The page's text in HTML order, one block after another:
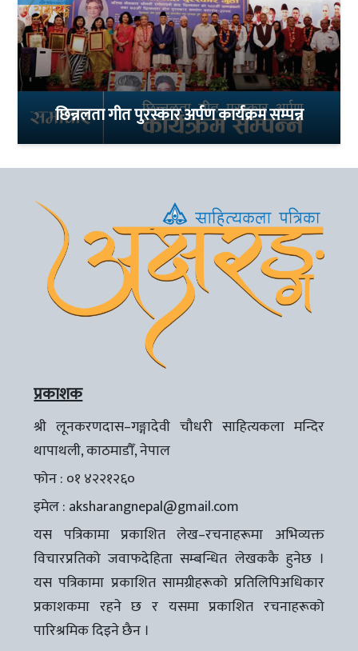
छिन्नलता गीत पुरस्कार अर्पण कार्यक्रम सम्पन्न
प्रकाशक
श्री लूनकरणदास–गङ्गादेवी चौधरी साहित्यकला मन्दिर
थापाथली, काठमाडौँ, नेपाल
फोन : ०१ ४२२१२६०
इमेल : aksharangnepal@gmail.com
यस पत्रिकामा प्रकाशित लेख–रचनाहरूमा अभिव्यक्त
विचारप्रतिको जवाफदेहिता सम्बन्धित लेखककै हुनेछ ।
यस पत्रिकामा प्रकाशित सामग्रीहरूको प्रतिलिपिअधिकार
प्रकाशकमा रहने छ र यसमा प्रकाशित रचनाहरूको
पारिश्रमिक दिइने छैन ।